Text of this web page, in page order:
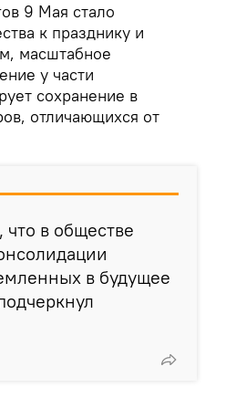
9 Мая стало
к празднику и
масштабное
у части
сохранение в
отличающихся от
в обществе
в будущее